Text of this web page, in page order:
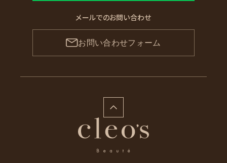
メールでのお問い合わせ
お問い合わせフォーム